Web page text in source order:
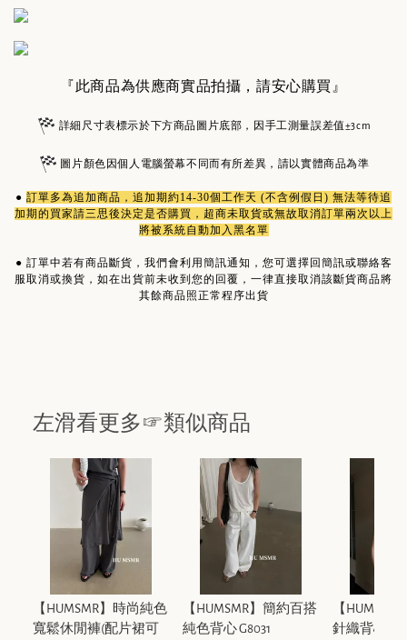
『此商品為供應商實品拍攝，請安心購買』
詳細尺寸表標示於下方商品圖片底部，因手工測量誤差值±3cm
圖片顏色因個人電腦螢幕不同而有所差異，請以實體商品為準
● 訂單多為追加商品 ，追加期約14-30個工作天 (不含例假日) 無法等待追
加期的買家請三思後決定是否購買，超商未取貨或無故取消訂單兩次以上
將被系統自動加入黑名單
● 訂單中若有商品斷貨，我們會利用簡訊通知，您可選擇回簡訊或聯絡客
服取消或換貨，如在出貨前未收到您的回覆，一律直接取消該斷貨商品將
其餘商品照正常程序出貨
左滑看更多☞類似商品
【HUMSMR】時尚純色
寬鬆休閒褲(配片裙可
【HUMSMR】簡約百搭
純色背心 G8031
【
針織背心